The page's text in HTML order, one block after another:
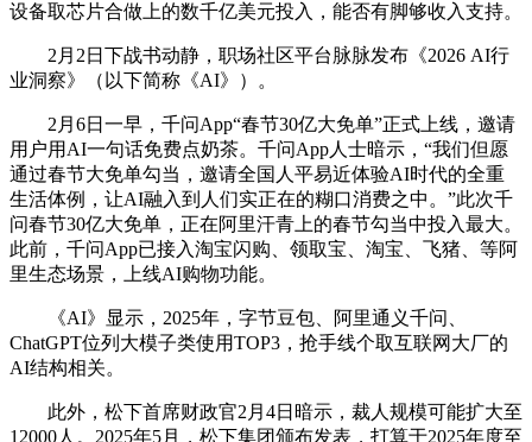
设备取芯片合做上的数千亿美元投入，能否有脚够收入支持。
2月2日下战书动静，职场社区平台脉脉发布《2026 AI行
业洞察》（以下简称《AI》）。
2月6日一早，千问App“春节30亿大免单”正式上线，邀请
用户用AI一句话免费点奶茶。千问App人士暗示，“我们但愿
通过春节大免单勾当，邀请全国人平易近体验AI时代的全重
生活体例，让AI融入到人们实正在的糊口消费之中。”此次千
问春节30亿大免单，正在阿里汗青上的春节勾当中投入最大。
此前，千问App已接入淘宝闪购、领取宝、淘宝、飞猪、等阿
里生态场景，上线AI购物功能。
《AI》显示，2025年，字节豆包、阿里通义千问、
ChatGPT位列大模子类使用TOP3，抢手线个取互联网大厂的
AI结构相关。
此外，松下首席财政官2月4日暗示，裁人规模可能扩大至
12000人。2025年5月，松下集团颁布发表，打算于2025年度至